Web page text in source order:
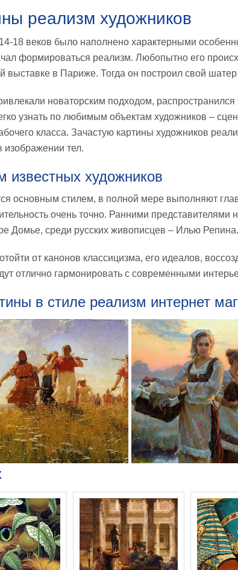
реализм художников
18 веков было наполнено характерными
формироваться реализм. Любопытно его
в Париже. Тогда он построил свой
новаторским подходом,
узнать по любимым объектам художников –
класса. Зачастую картины художников
изображении тел.
известных художников
основным стилем, в полной мере выполняют
очень точно. Ранними представителями
Домье, среди русских живописцев – Илью Репина.
от канонов классицизма, его идеалов,
отлично гармонировать с современными
в стиле реализм интернет